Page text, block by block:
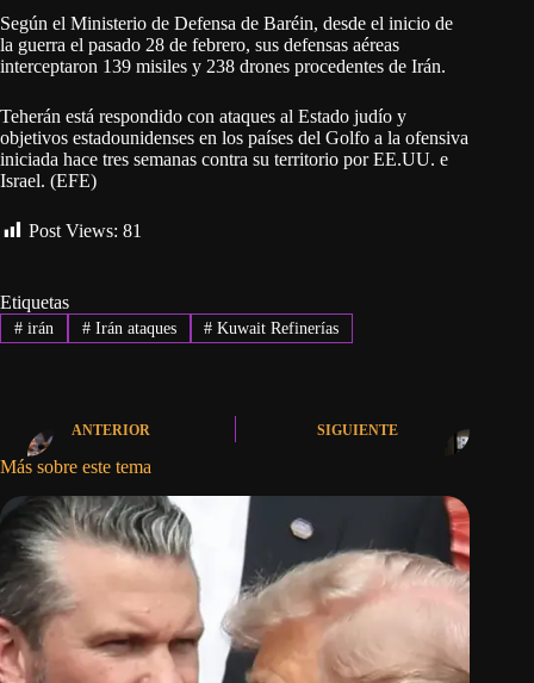
Según el Ministerio de Defensa de Baréin, desde el inicio de
la guerra el pasado 28 de febrero, sus defensas aéreas
interceptaron 139 misiles y 238 drones procedentes de Irán.
Teherán está respondido con ataques al Estado judío y
objetivos estadounidenses en los países del Golfo a la ofensiva
iniciada hace tres semanas contra su territorio por EE.UU. e
Israel. (EFE)
Post Views: 81
Etiquetas
#irán #Irán ataques # Kuwait Refinerías
ANTERIOR SIGUIENTE
Más sobre este tema